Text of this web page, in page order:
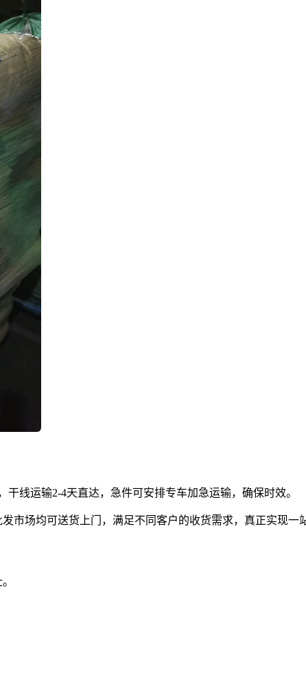
线运输2-4天直达，急件可安排专车加急运输，确保时效。
市场均可送货上门，满足不同客户的收货需求，真正实现一